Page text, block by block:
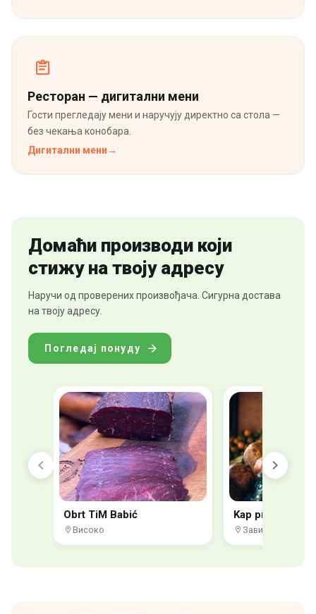
Ресторан — дигитални мени
Гости прегледају мени и наручују директно са стола —
без чекања конобара.
Дигитални мени→
Домаћи производи који
стижу на твоју адресу
Наручи од проверених произвођача. Сигурна достава
на твоју адресу.
Погледај понуду
Obrt TiM Babić
Високо
Kap prirode
Завидовићи